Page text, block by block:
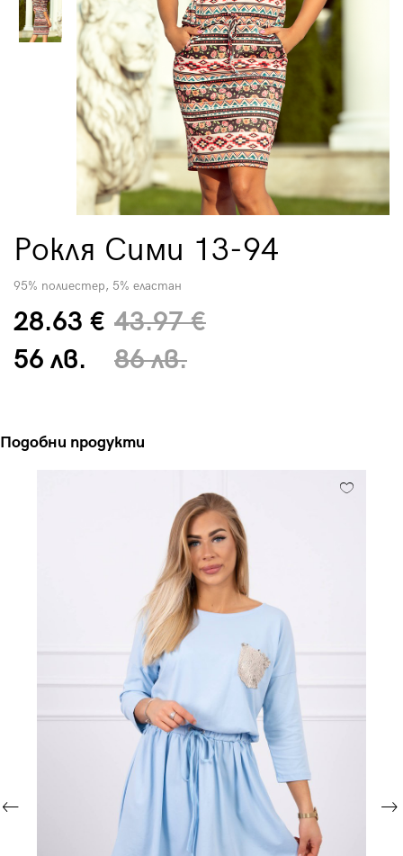
Рокля Сими 13-94
95% полиестер, 5% еластан
28.63 €
56 лв.
43.97 €
86 лв.
Подобни продукти